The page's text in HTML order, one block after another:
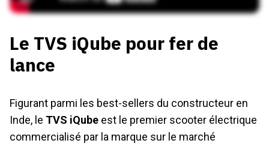
Le TVS iQube pour fer de
lance
Figurant parmi les best-sellers du constructeur en
Inde, le TVS iQube est le premier scooter électrique
commercialisé par la marque sur le marché